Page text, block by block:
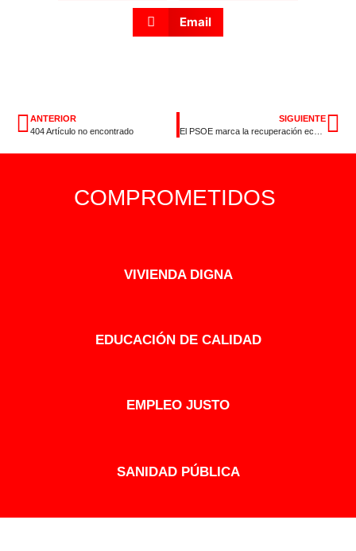
Email
ANTERIOR
404 Artículo no encontrado
SIGUIENTE
COMPROMETIDOS
VIVIENDA DIGNA
EDUCACIÓN DE CALIDAD
EMPLEO JUSTO
SANIDAD PÚBLICA